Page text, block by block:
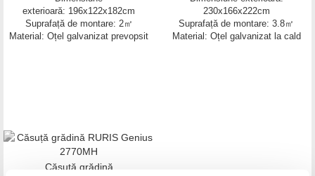
exterioară: 196x122x182cm
Suprafață de montare: 2㎡
Material: Oțel galvanizat prevopsit
230x166x222cm
Suprafață de montare: 3.8㎡
Material: Oțel galvanizat la cald
Căsuță grădină